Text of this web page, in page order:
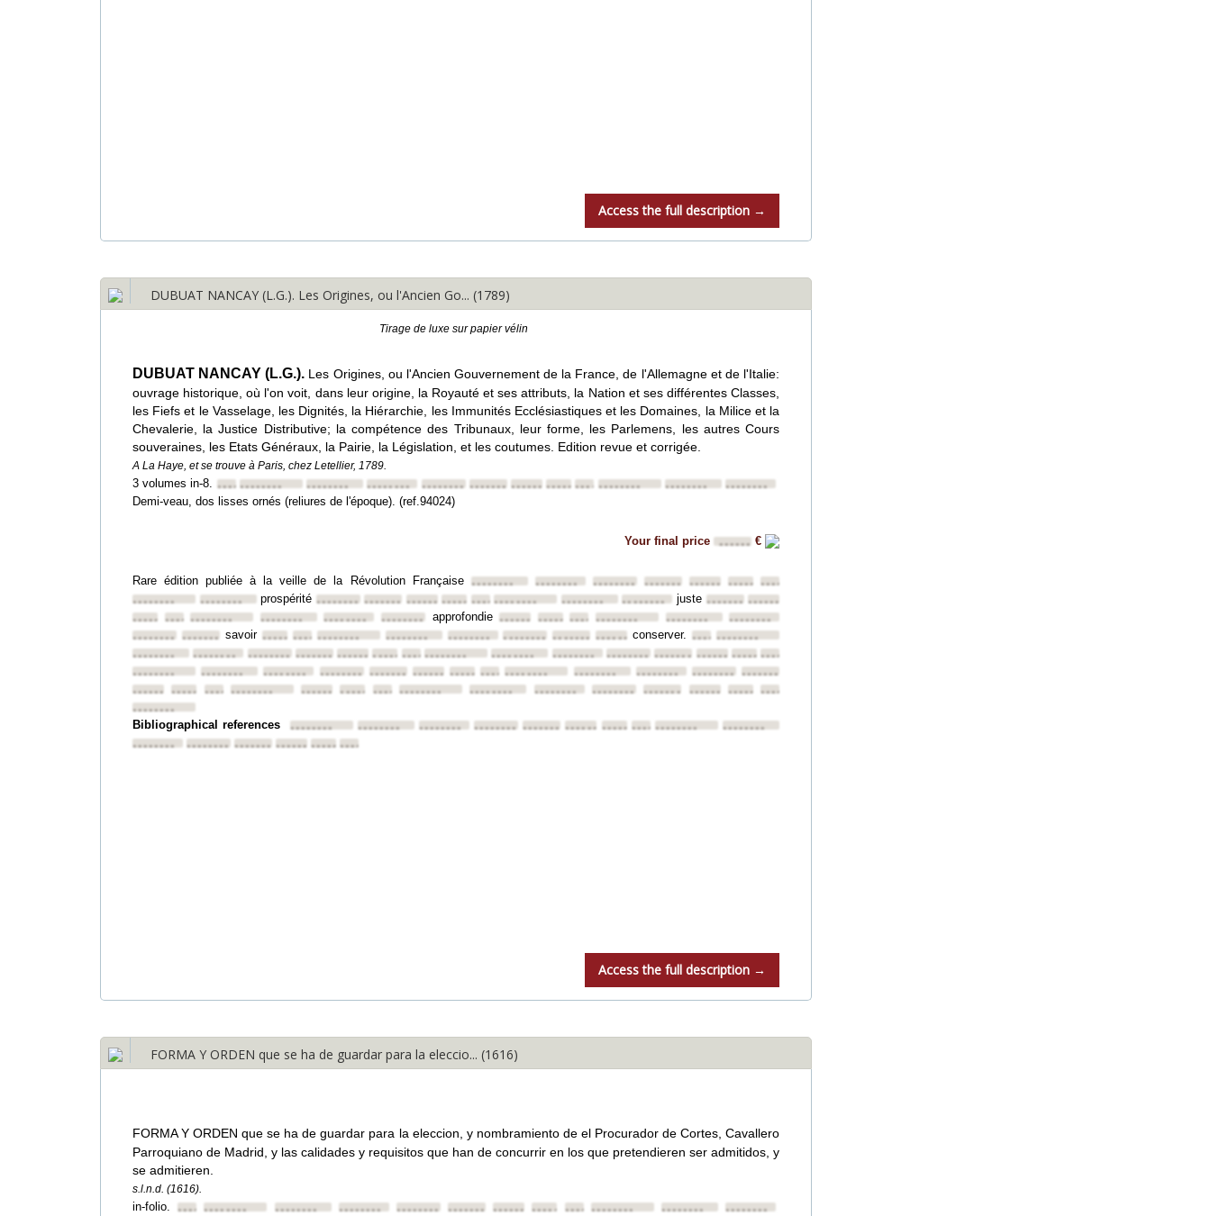
Access the full description →
DUBUAT NANCAY (L.G.). Les Origines, ou l'Ancien Go... (1789)
Tirage de luxe sur papier vélin
DUBUAT NANCAY (L.G.). Les Origines, ou l'Ancien Gouvernement de la France, de l'Allemagne et de l'Italie:
ouvrage historique, où l'on voit, dans leur origine, la Royauté et ses attributs, la Nation et ses différentes Classes,
les Fiefs et le Vasselage, les Dignités, la Hiérarchie, les Immunités Ecclésiastiques et les Domaines, la Milice et la
Chevalerie, la Justice Distributive; la compétence des Tribunaux, leur forme, les Parlemens, les autres Cours
souveraines, les Etats Généraux, la Pairie, la Législation, et les coutumes. Edition revue et corrigée.
A La Haye, et se trouve à Paris, chez Letellier, 1789.
3 volumes in-8. •••••••••••••••• •••••••• •••••••• •••••••• •••••••••••••••••••••••••••••••••••••••• ••••••••
••••••••
Demi-veau, dos lisses ornés (reliures de l'époque). (ref.94024)
Your final price •••••• €
Rare édition publiée à la veille de la Révolution Française •••••••• •••••••• •••••••• •••••••• ••••••••••••••••••••••••
••••••••
•••••••• prospérité •••••••• •••••••••••••••••••••••••••••••••••••••• •••••••• •••••••• juste ••••••••••••••••
•••••••••••••••••••••••• •••••••• •••••••• •••••••• approfondie•••••••••••••••••••••••••••••••• ••••••••
••••••••
•••••••• ••••••••savoir •••••••••••••••••••••••• •••••••• •••••••• •••••••• ••••••••••••••••conserver.••••••••••••••••
••••••••
•••••••• •••••••• •••••••••••••••••••••••••••••••••••••••• •••••••• •••••••• •••••••• ••••••••••••••••••••••••••••••••
••••••••
•••••••• •••••••• •••••••• •••••••••••••••••••••••••••••••••••••••• •••••••• •••••••• •••••••• ••••••••
•••••••••••••••••••••••••••••••• •••••••••••••••••••••••••••••••• •••••••• •••••••• •••••••• •••••••• ••••••••••••••••••••••••
••••••••
Bibliographical references •••••••• •••••••• •••••••• •••••••• ••••••••••••••••••••••••••••••••••••••••
••••••••
••••••••
•••••••• ••••••••••••••••••••••••••••••••
Access the full description →
FORMA Y ORDEN que se ha de guardar para la eleccio... (1616)
FORMA Y ORDEN que se ha de guardar para la eleccion, y nombramiento de el Procurador de Cortes, Cavallero
Parroquiano de Madrid, y las calidades y requisitos que han de concurrir en los que pretendieren ser admitidos, y
se admitieren.
s.l.n.d. (1616).
in-folio.•••••••••••••••• •••••••• •••••••• •••••••• •••••••• •••••••••••••••••••••••••••••••• ••••••••
••••••••